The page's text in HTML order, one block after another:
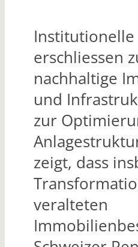
erschliessen
nachhaltige
und
zur
zeigt, dass
veralteten